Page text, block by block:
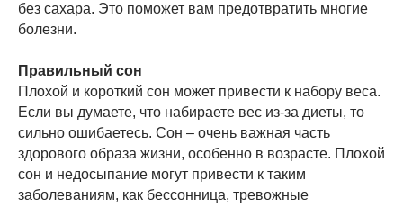
без сахара. Это поможет вам предотвратить многие
болезни.
Правильный сон
Плохой и короткий сон может привести к набору веса.
Если вы думаете, что набираете вес из-за диеты, то
сильно ошибаетесь. Сон – очень важная часть
здорового образа жизни, особенно в возрасте. Плохой
сон и недосыпание могут привести к таким
заболеваниям, как бессонница, тревожные